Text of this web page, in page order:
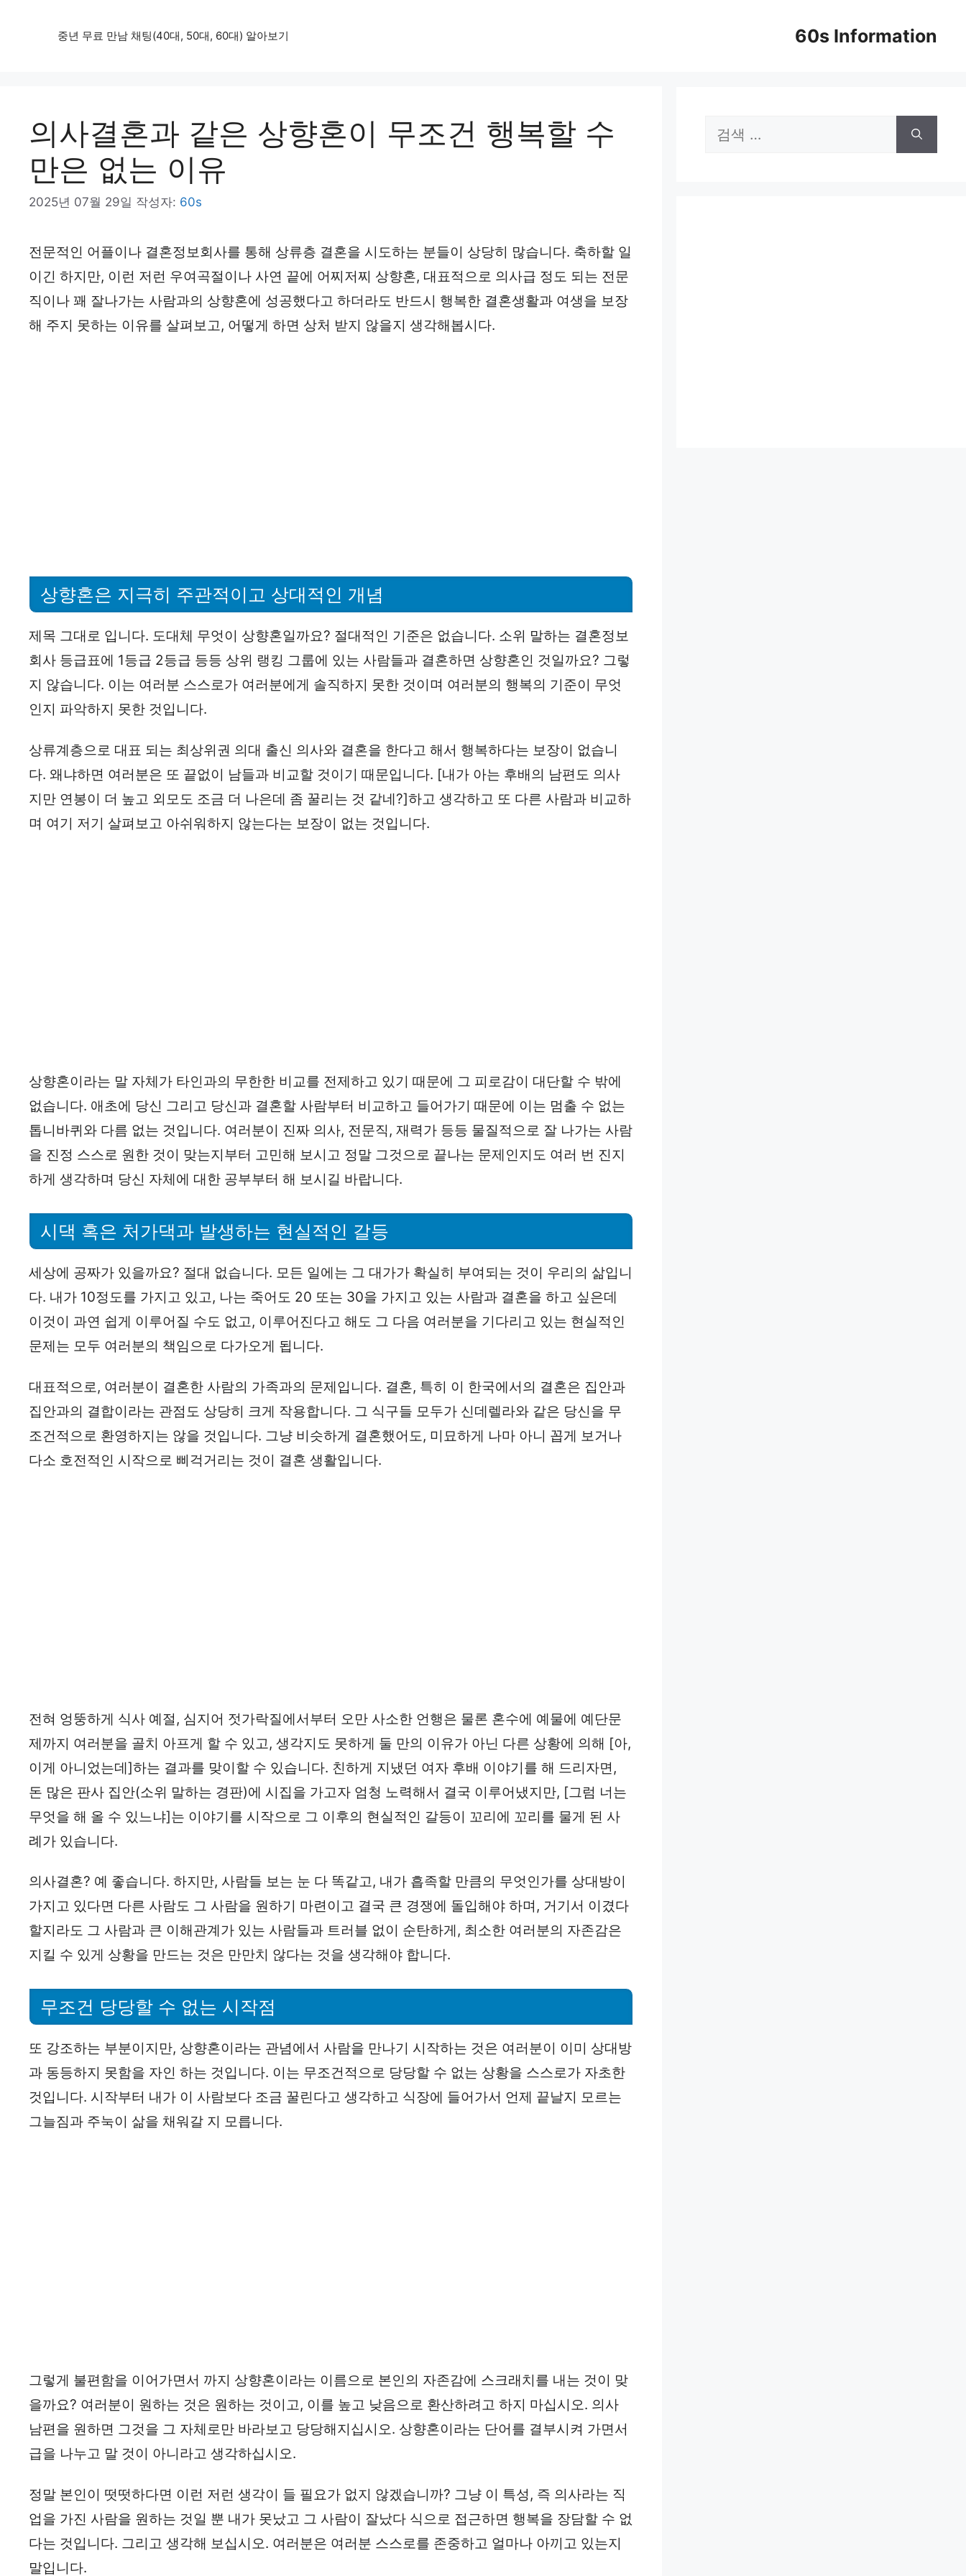
60s Information
중년 무료 만남 채팅(40대, 50대, 60대) 알아보기
의사결혼과 같은 상향혼이 무조건 행복할 수
만은 없는 이유
2025년 07월 29일 작성자: 60s
전문적인 어플이나 결혼정보회사를 통해 상류층 결혼을 시도하는 분들이 상당히 많습니다. 축하할 일
이긴 하지만, 이런 저런 우여곡절이나 사연 끝에 어찌저찌 상향혼, 대표적으로 의사급 정도 되는 전문
직이나 꽤 잘나가는 사람과의 상향혼에 성공했다고 하더라도 반드시 행복한 결혼생활과 여생을 보장
해 주지 못하는 이유를 살펴보고, 어떻게 하면 상처 받지 않을지 생각해봅시다.
상향혼은 지극히 주관적이고 상대적인 개념
제목 그대로 입니다. 도대체 무엇이 상향혼일까요? 절대적인 기준은 없습니다. 소위 말하는 결혼정보
회사 등급표에 1등급 2등급 등등 상위 랭킹 그룹에 있는 사람들과 결혼하면 상향혼인 것일까요? 그렇
지 않습니다. 이는 여러분 스스로가 여러분에게 솔직하지 못한 것이며 여러분의 행복의 기준이 무엇
인지 파악하지 못한 것입니다.
상류계층으로 대표 되는 최상위권 의대 출신 의사와 결혼을 한다고 해서 행복하다는 보장이 없습니
다. 왜냐하면 여러분은 또 끝없이 남들과 비교할 것이기 때문입니다. [내가 아는 후배의 남편도 의사
지만 연봉이 더 높고 외모도 조금 더 나은데 좀 꿀리는 것 같네?]하고 생각하고 또 다른 사람과 비교하
며 여기 저기 살펴보고 아쉬워하지 않는다는 보장이 없는 것입니다.
상향혼이라는 말 자체가 타인과의 무한한 비교를 전제하고 있기 때문에 그 피로감이 대단할 수 밖에
없습니다. 애초에 당신 그리고 당신과 결혼할 사람부터 비교하고 들어가기 때문에 이는 멈출 수 없는
톱니바퀴와 다름 없는 것입니다. 여러분이 진짜 의사, 전문직, 재력가 등등 물질적으로 잘 나가는 사람
을 진정 스스로 원한 것이 맞는지부터 고민해 보시고 정말 그것으로 끝나는 문제인지도 여러 번 진지
하게 생각하며 당신 자체에 대한 공부부터 해 보시길 바랍니다.
시댁 혹은 처가댁과 발생하는 현실적인 갈등
세상에 공짜가 있을까요? 절대 없습니다. 모든 일에는 그 대가가 확실히 부여되는 것이 우리의 삶입니
다. 내가 10정도를 가지고 있고, 나는 죽어도 20 또는 30을 가지고 있는 사람과 결혼을 하고 싶은데
이것이 과연 쉽게 이루어질 수도 없고, 이루어진다고 해도 그 다음 여러분을 기다리고 있는 현실적인
문제는 모두 여러분의 책임으로 다가오게 됩니다.
대표적으로, 여러분이 결혼한 사람의 가족과의 문제입니다. 결혼, 특히 이 한국에서의 결혼은 집안과
집안과의 결합이라는 관점도 상당히 크게 작용합니다. 그 식구들 모두가 신데렐라와 같은 당신을 무
조건적으로 환영하지는 않을 것입니다. 그냥 비슷하게 결혼했어도, 미묘하게 나마 아니 꼽게 보거나
다소 호전적인 시작으로 삐걱거리는 것이 결혼 생활입니다.
전혀 엉뚱하게 식사 예절, 심지어 젓가락질에서부터 오만 사소한 언행은 물론 혼수에 예물에 예단문
제까지 여러분을 골치 아프게 할 수 있고, 생각지도 못하게 둘 만의 이유가 아닌 다른 상황에 의해 [아,
이게 아니었는데]하는 결과를 맞이할 수 있습니다. 친하게 지냈던 여자 후배 이야기를 해 드리자면,
돈 많은 판사 집안(소위 말하는 경판)에 시집을 가고자 엄청 노력해서 결국 이루어냈지만, [그럼 너는
무엇을 해 올 수 있느냐]는 이야기를 시작으로 그 이후의 현실적인 갈등이 꼬리에 꼬리를 물게 된 사
례가 있습니다.
의사결혼? 예 좋습니다. 하지만, 사람들 보는 눈 다 똑같고, 내가 흡족할 만큼의 무엇인가를 상대방이
가지고 있다면 다른 사람도 그 사람을 원하기 마련이고 결국 큰 경쟁에 돌입해야 하며, 거기서 이겼다
할지라도 그 사람과 큰 이해관계가 있는 사람들과 트러블 없이 순탄하게, 최소한 여러분의 자존감은
지킬 수 있게 상황을 만드는 것은 만만치 않다는 것을 생각해야 합니다.
무조건 당당할 수 없는 시작점
또 강조하는 부분이지만, 상향혼이라는 관념에서 사람을 만나기 시작하는 것은 여러분이 이미 상대방
과 동등하지 못함을 자인 하는 것입니다. 이는 무조건적으로 당당할 수 없는 상황을 스스로가 자초한
것입니다. 시작부터 내가 이 사람보다 조금 꿀린다고 생각하고 식장에 들어가서 언제 끝날지 모르는
그늘짐과 주눅이 삶을 채워갈 지 모릅니다.
그렇게 불편함을 이어가면서 까지 상향혼이라는 이름으로 본인의 자존감에 스크래치를 내는 것이 맞
을까요? 여러분이 원하는 것은 원하는 것이고, 이를 높고 낮음으로 환산하려고 하지 마십시오. 의사
남편을 원하면 그것을 그 자체로만 바라보고 당당해지십시오. 상향혼이라는 단어를 결부시켜 가면서
급을 나누고 말 것이 아니라고 생각하십시오.
정말 본인이 떳떳하다면 이런 저런 생각이 들 필요가 없지 않겠습니까? 그냥 이 특성, 즉 의사라는 직
업을 가진 사람을 원하는 것일 뿐 내가 못났고 그 사람이 잘났다 식으로 접근하면 행복을 장담할 수 없
다는 것입니다. 그리고 생각해 보십시오. 여러분은 여러분 스스로를 존중하고 얼마나 아끼고 있는지
말입니다.
검